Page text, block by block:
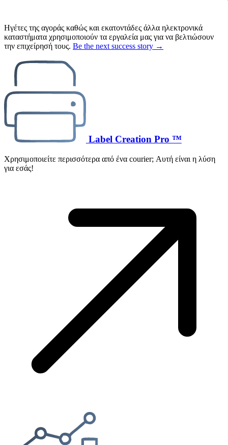
Ηγέτες της αγοράς καθώς και εκατοντάδες άλλα ηλεκτρονικά
καταστήματα χρησιμοποιούν τα εργαλεία μας για να βελτιώσουν
την επιχείρησή τους. Be the next success story →
Label Creation Pro ™
Χρησιμοποιείτε περισσότερα από ένα courier; Αυτή είναι η λύση
για εσάς!